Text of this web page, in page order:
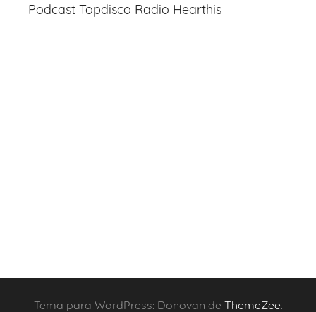
Podcast Topdisco Radio Hearthis
Tema para WordPress: Donovan de ThemeZee.